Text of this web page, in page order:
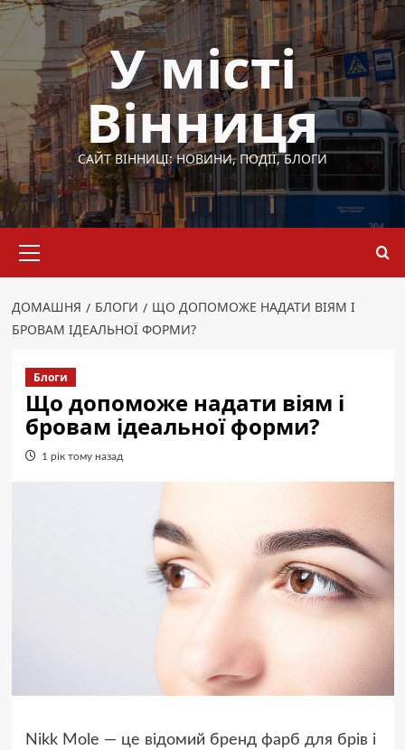
Перейти
до
вмісту
У місті
Вінниця
САЙТ ВІННИЦІ: НОВИНИ, ПОДІЇ, БЛОГИ
меню
ДОМАШНЯ БЛОГИ
ЩО ДОПОМОЖЕ НАДАТИ ВІЯМ І
БРОВАМ ІДЕАЛЬНОЇ ФОРМИ?
Блоги
Що допоможе надати віям і
бровам ідеальної форми?
1 рік тому назад
Nikk Mole — це відомий бренд фарб для брів і